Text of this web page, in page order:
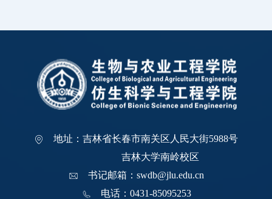
地址：吉林省长春市南关区人民大街5988号
吉林大学南岭校区
书记邮箱：swdb@jlu.edu.cn
电话：0431-85095253